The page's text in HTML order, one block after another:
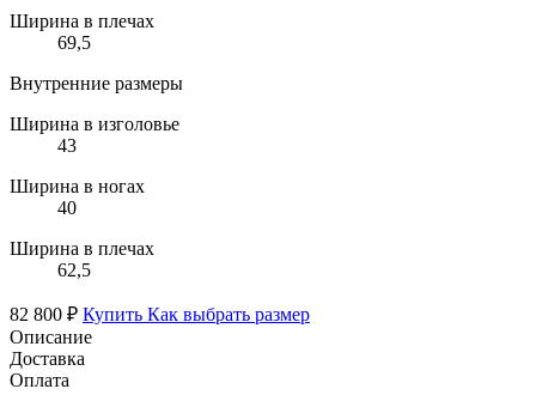
Ширина в плечах
69,5
Внутренние размеры
Ширина в изголовье
43
Ширина в ногах
40
Ширина в плечах
62,5
82 800 ₽ Купить Как выбрать размер
Описание
Доставка
Оплата